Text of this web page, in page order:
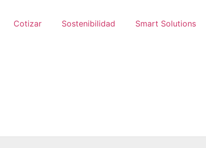
Cotizar Sostenibilidad Smart Solutions